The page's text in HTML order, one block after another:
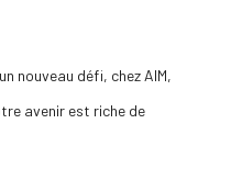
nouveau défi, chez AIM,
avenir est riche de